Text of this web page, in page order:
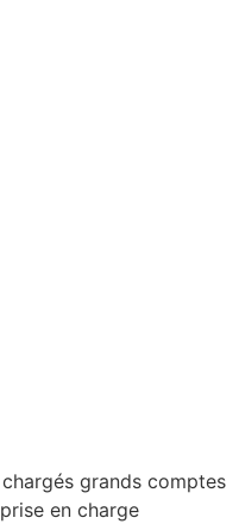
chargés grands comptes
prise en charge